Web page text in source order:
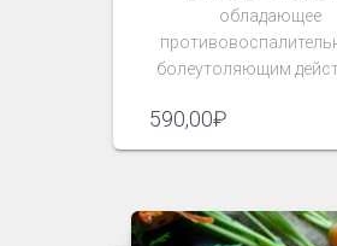
обладающее
болеутоляющим
590,00₽